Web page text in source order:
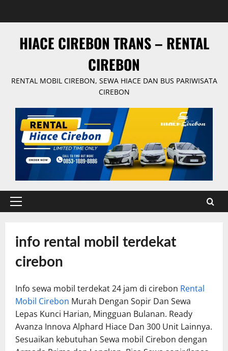
HIACE CIREBON TRANS – RENTAL
CIREBON
RENTAL MOBIL CIREBON, SEWA HIACE DAN BUS PARIWISATA
CIREBON
Primary
info rental mobil terdekat
cirebon
Info sewa mobil terdekat 24 jam di cirebon Rental
Mobil Cirebon Murah Dengan Sopir Dan Sewa
Lepas Kunci Harian, Mingguan Bulanan. Ready
Avanza Innova Alphard Hiace Dan 300 Unit Lainnya.
Sesuaikan kebutuhan Sewa mobil Cirebon dengan